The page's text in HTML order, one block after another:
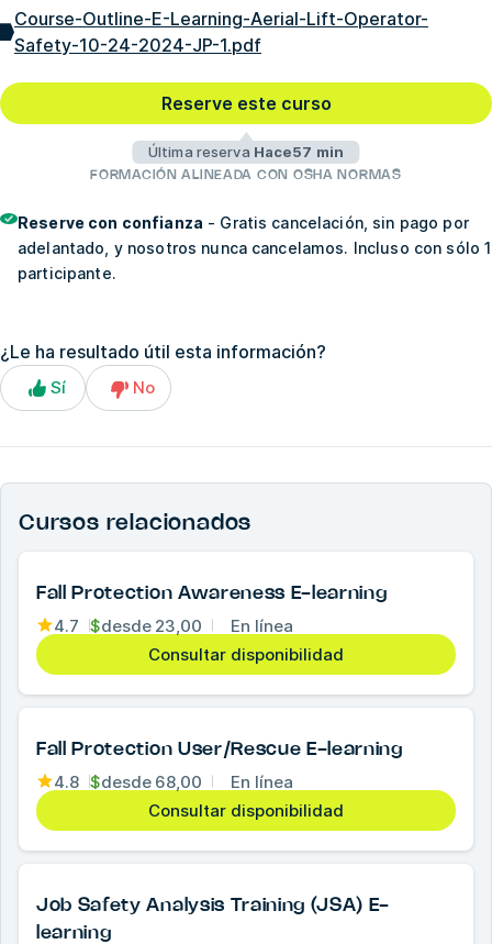
Course-Outline-E-Learning-Aerial-Lift-Operator-
Safety-10-24-2024-JP-1.pdf
Reserve este curso
Última reserva Hace57 min
FORMACIÓN ALINEADA CON OSHA NORMAS
Reserve con confianza - Gratis cancelación, sin pago por
adelantado, y nosotros nunca cancelamos. Incluso con sólo 1
participante.
¿Le ha resultado útil esta información?
Sí No
Cursos relacionados
Fall Protection Awareness E-learning
4.7 $desde 23,00
En línea
Consultar disponibilidad
Fall Protection User/Rescue E-learning
4.8 $desde 68,00
En línea
Consultar disponibilidad
Job Safety Analysis Training (JSA) E-
learning